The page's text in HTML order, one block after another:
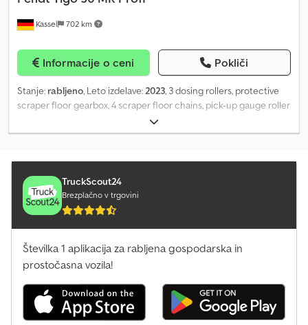
right to prior sale, as this item is also advertised on other
prevent any misunderstandings about the condition or suitability.
Viewings and inspections are possible at any time by prior
stated are approximate values. TRADE-INS POSSIBLE FOR
ALMOST ANYTHING! PART-EXCHANGE AND UP-PAYMENTS
POSSIBLE! Display site: 58285 Gevelsberg, Am Sinnerhoop 17
Kassel 702 km
Informacije o ceni Pokliči
Stanje: rabljeno, Leto izdelave:2023, 3 dosing rollers, protective
scraper floor gearbox, 4 scraper floor chains, pick-up gauge roller
(centrally positioned in the trailer), load-sensing control line BG2,
load-sensing BG4, working lights (3 x LED), side-mounted swing-
/ operator control Cjdpfxst Dxm Uj Abusha
TruckScout24
Brezplačno v trgovini
Številka 1 aplikacija za rabljena gospodarska in
prostočasna vozila!